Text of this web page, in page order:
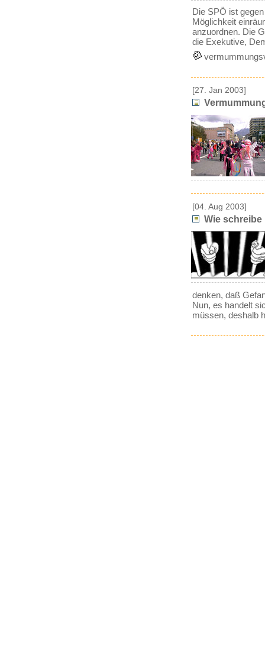
Die SPÖ ist
Möglichkeit
anzuordnen. Die
die Exekutive,
[27. Jan 2003]
[04. Aug 2003]
Wie schreibe
denken, daß
Nun, es handelt
müssen, deshalb